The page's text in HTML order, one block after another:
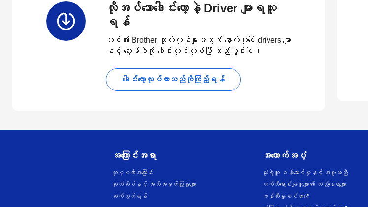
လိုအပ်သောဒေါင်းလော့နဲ့ Driver များရယူ
ရန်
သင်၏ Brother ထုတ်ကုန်များအတွက် နောက်ဆုံးပေါ် drivers များ
နှင့် ဆော့ဖ်ဝဲကို ဒေါင်းလုဒ်လုပ်ပြီး ထည့်သွင်းပါ။
ဒေါင်းလော့လုပ်ထားသည်ကိုကြည့်ရန်
အကြောင်းအရာ
ကုမ္ပဏီအကြောင်း
ဆုတံဆိပ်နှင့် အသိအမှတ်ပြုမှုများ
ဆက်သွယ်ရန်
အထောက်အပံ့
သုံးစွဲသူ ဝန်ဆောင်မှုနှင့် အကူအညီ
လက်လီရောင်းချသူများ၏ တည်နေရာများ
ဖန်တီးမှုစင်တာ